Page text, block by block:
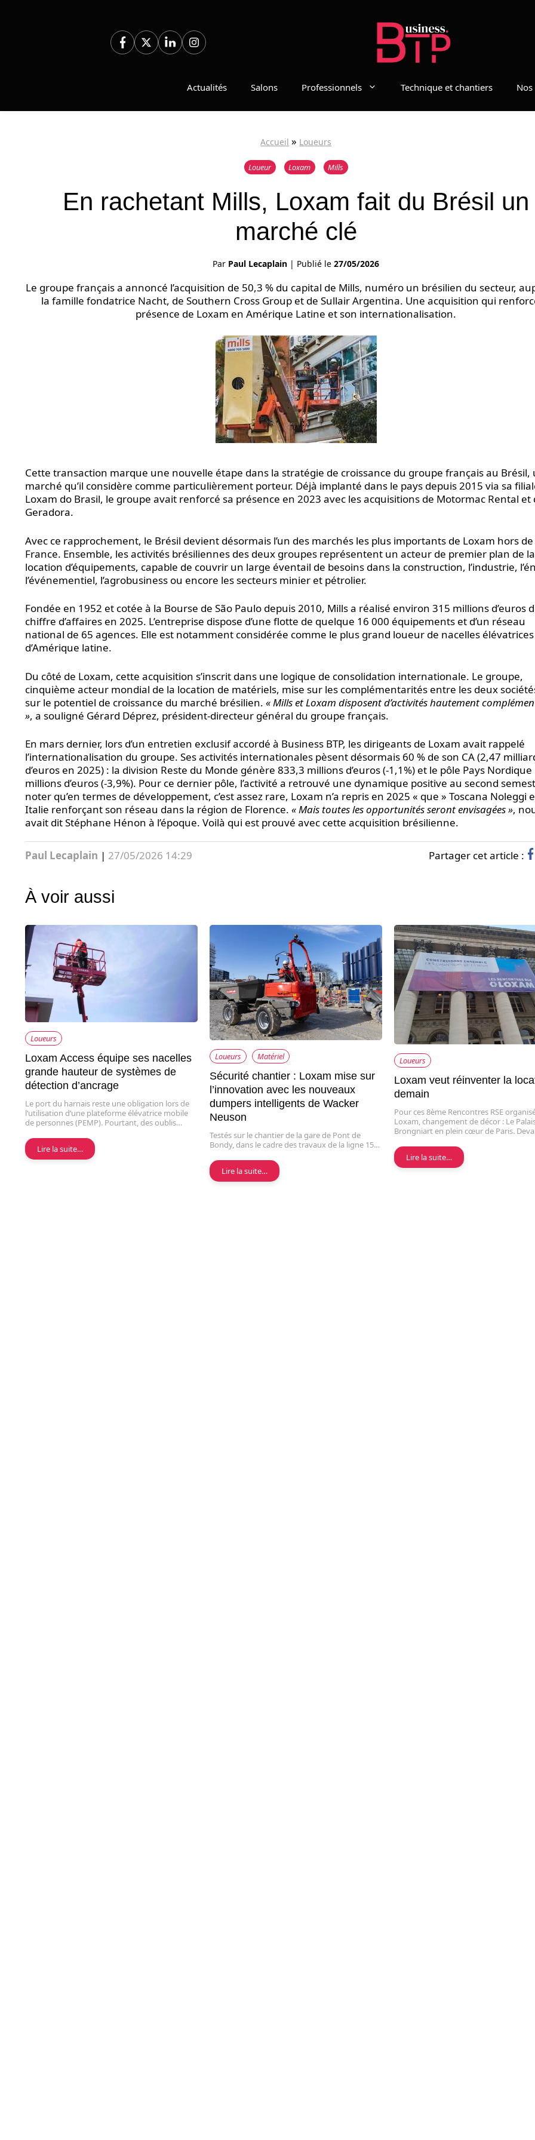
Actualités Salons Professionnels Technique et chantiers
Accueil » Loueurs
Loueur Loxam Mills
En rachetant Mills, Loxam fait du Brésil un
marché clé
Par Paul Lecaplain | Publié le27/05/2026
Le groupe français a annoncé l’acquisition de 50,3 % du capital de Mills, numéro un brésilien du secteur,
la famille fondatrice Nacht, de Southern Cross Group et de Sullair Argentina. Une acquisition qui
présence de Loxam en Amérique Latine et son internationalisation.
Cette transaction marque une nouvelle étape dans la stratégie de croissance du groupe français au Brésil,
marché qu’il considère comme particulièrement porteur. Déjà implanté dans le pays depuis 2015 via sa
Loxam do Brasil, le groupe avait renforcé sa présence en 2023 avec les acquisitions de Motormac Rental et
Geradora.
Avec ce rapprochement, le Brésil devient désormais l’un des marchés les plus importants de Loxam hors de
France. Ensemble, les activités brésiliennes des deux groupes représentent un acteur de premier plan de la
location d’équipements, capable de couvrir un large éventail de besoins dans la construction, l’industrie,
l’événementiel, l’agrobusiness ou encore les secteurs minier et pétrolier.
Fondée en 1952 et cotée à la Bourse de São Paulo depuis 2010, Mills a réalisé environ 315 millions d’euros
chiffre d’affaires en 2025. L’entreprise dispose d’une flotte de quelque 16 000 équipements et d’un réseau
national de 65 agences. Elle est notamment considérée comme le plus grand loueur de nacelles élévatrices
d’Amérique latine.
Du côté de Loxam, cette acquisition s’inscrit dans une logique de consolidation internationale. Le groupe,
cinquième acteur mondial de la location de matériels, mise sur les complémentarités entre les deux
sur le potentiel de croissance du marché brésilien. « Mills et Loxam disposent d’activités hautement
», a souligné Gérard Déprez, président-directeur général du groupe français.
En mars dernier, lors d’un entretien exclusif accordé à Business BTP, les dirigeants de Loxam avait rappelé
l’internationalisation du groupe. Ses activités internationales pèsent désormais 60 % de son CA (2,47
d’euros en 2025) : la division Reste du Monde génère 833,3 millions d’euros (-1,1%) et le pôle Pays
millions d’euros (-3,9%). Pour ce dernier pôle, l’activité a retrouvé une dynamique positive au second
noter qu’en termes de développement, c’est assez rare, Loxam n’a repris en 2025 « que » Toscana Noleggi
Italie renforçant son réseau dans la région de Florence. « Mais toutes les opportunités seront envisagées »,
avait dit Stéphane Hénon à l’époque. Voilà qui est prouvé avec cette acquisition brésilienne.
Paul Lecaplain | 27/05/2026 14:29 Partager cet article :
À voir aussi
Loueurs
Loxam Access équipe ses nacelles
grande hauteur de systèmes de
détection d’ancrage
Le port du harnais reste une obligation lors de
l’utilisation d’une plateforme élévatrice mobile
de personnes (PEMP). Pourtant, des oublis…
Lire la suite…
Loueurs Matériel
Sécurité chantier : Loxam mise sur
l’innovation avec les nouveaux
dumpers intelligents de Wacker
Neuson
Testés sur le chantier de la gare de Pont de
Bondy, dans le cadre des travaux de la ligne 15…
Lire la suite…
Loueurs
Loxam veut réinventer la
demain
Pour ces 8ème Rencontres RSE
Loxam, changement de décor : Le
Brongniart en plein cœur de Paris.
Lire la suite…